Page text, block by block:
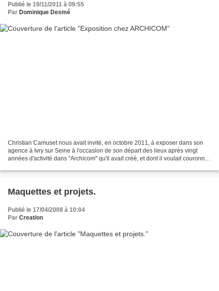
Publié le 19/11/2011 à 09:55
Par Dominique Desmé
Christian Camuset nous avait invité, en octobre 2011, à exposer dans son
agence à Ivry sur Seine à l'occasion de son départ des lieux après vingt
années d'activité dans "Archicom" qu'il avait créé, et dont il voulait couronner
Maquettes et projets.
Publié le 17/04/2008 à 10:04
Par Creat/on